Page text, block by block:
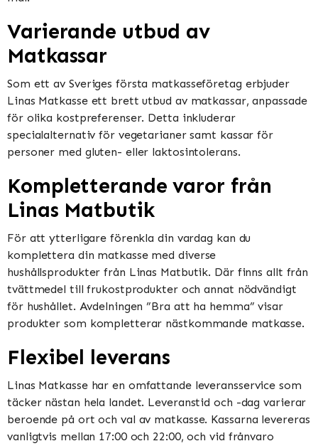
Varierande utbud av
Matkassar
Som ett av Sveriges första matkasseföretag erbjuder
Linas Matkasse ett brett utbud av matkassar, anpassade
för olika kostpreferenser. Detta inkluderar
specialalternativ för vegetarianer samt kassar för
personer med gluten- eller laktosintolerans.
Kompletterande varor från
Linas Matbutik
För att ytterligare förenkla din vardag kan du
komplettera din matkasse med diverse
hushållsprodukter från Linas Matbutik. Där finns allt från
tvättmedel till frukostprodukter och annat nödvändigt
för hushållet. Avdelningen ”Bra att ha hemma” visar
produkter som kompletterar nästkommande matkasse.
Flexibel leverans
Linas Matkasse har en omfattande leveransservice som
täcker nästan hela landet. Leveranstid och -dag varierar
beroende på ort och val av matkasse. Kassarna levereras
vanligtvis mellan 17:00 och 22:00, och vid frånvaro